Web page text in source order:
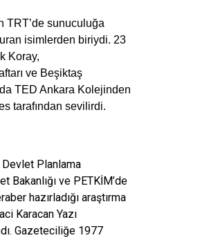
TRT’de sunuculuğa
isimlerden biriydi. 23
Koray,
ve Beşiktaş
TED Ankara Kolejinden
tarafından sevilirdi.
Planlama
Bakanlığı ve PETKİM’de
hazırladığı araştırma
Karacan Yazı
Gazeteciliğe 1977